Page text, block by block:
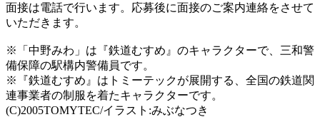
面接は電話で行います。応募後に面接のご案内連絡をさせて
いただきます。
※「中野みわ」は『鉄道むすめ』のキャラクターで、三和警
備保障の駅構内警備員です。
※『鉄道むすめ』はトミーテックが展開する、全国の鉄道関
連事業者の制服を着たキャラクターです。
(C)2005TOMYTEC/イラスト:みぶなつき